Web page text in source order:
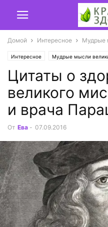
Домой Интересное Мудрые
Интересное Мудрые мысли
Цитаты о
великого
и врача
От Ева - 07.09.2016